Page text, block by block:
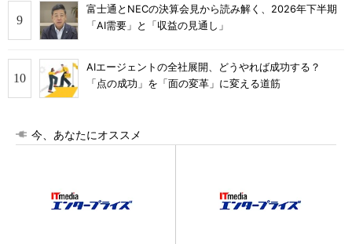
富士通とNECの決算会見から読み解く、2026年下半期
「AI需要」と「収益の見通し」
AIエージェントの全社展開、どうやれば成功する？
「点の成功」を「面の変革」に変える道筋
今、あなたにオススメ